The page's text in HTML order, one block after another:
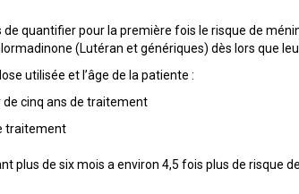
quantifier pour la première fois le risque de
(Lutéran et génériques) dès lors que
utilisée et l’âge de la patiente :
de cinq ans de traitement
traitement
plus de six mois a environ 4,5 fois plus de risque